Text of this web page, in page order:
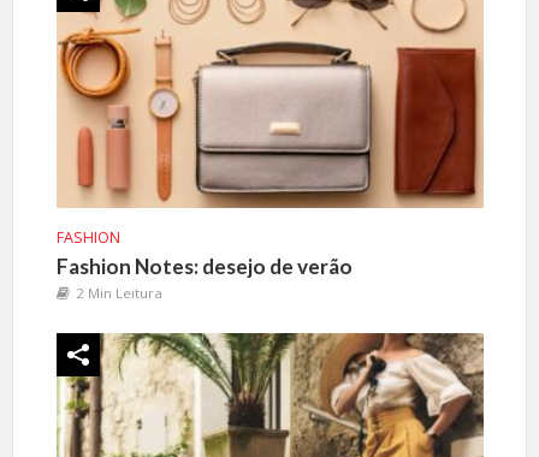
FASHION
Fashion Notes: desejo de verão
2 Min Leitura